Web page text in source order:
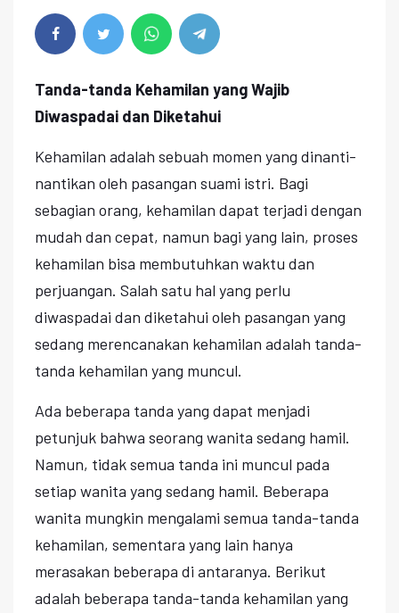
Tanda-tanda Kehamilan yang Wajib
Diwaspadai dan Diketahui
Kehamilan adalah sebuah momen yang dinanti-
nantikan oleh pasangan suami istri. Bagi
sebagian orang, kehamilan dapat terjadi dengan
mudah dan cepat, namun bagi yang lain, proses
kehamilan bisa membutuhkan waktu dan
perjuangan. Salah satu hal yang perlu
diwaspadai dan diketahui oleh pasangan yang
sedang merencanakan kehamilan adalah tanda-
tanda kehamilan yang muncul.
Ada beberapa tanda yang dapat menjadi
petunjuk bahwa seorang wanita sedang hamil.
Namun, tidak semua tanda ini muncul pada
setiap wanita yang sedang hamil. Beberapa
wanita mungkin mengalami semua tanda-tanda
kehamilan, sementara yang lain hanya
merasakan beberapa di antaranya. Berikut
adalah beberapa tanda-tanda kehamilan yang